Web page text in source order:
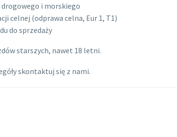
i morskiego
celnej (odprawa celna, Eur 1, T1)
do sprzedaży
starszych, nawet 18 letni.
skontaktuj się z nami.